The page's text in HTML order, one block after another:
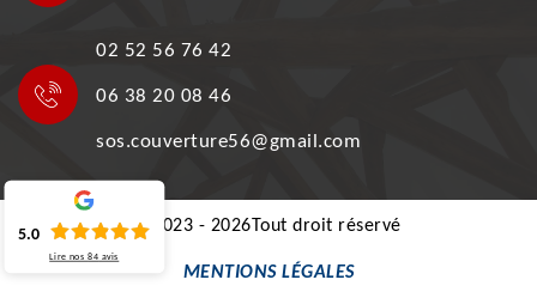
02 52 56 76 42
06 38 20 08 46
sos.couverture56@gmail.com
©2023 - 2026Tout droit réservé
MENTIONS LÉGALES
5.0
Lire nos84 avis